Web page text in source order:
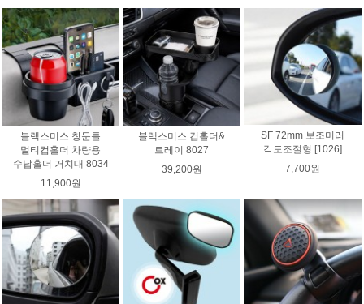
블랙스미스 창문틀
멀티컵홀더 차량용
수납홀더 거치대 8034
11,900원
블랙스미스 컵홀더&
트레이 8027
39,200원
SF 72mm 보조미러
각도조절형 [1026]
7,700원